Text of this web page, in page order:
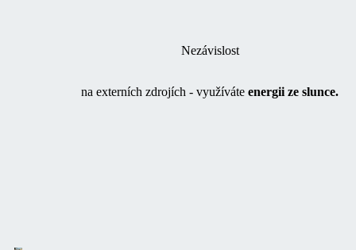
Nezávislost
na externích zdrojích - využíváte energii ze slunce.